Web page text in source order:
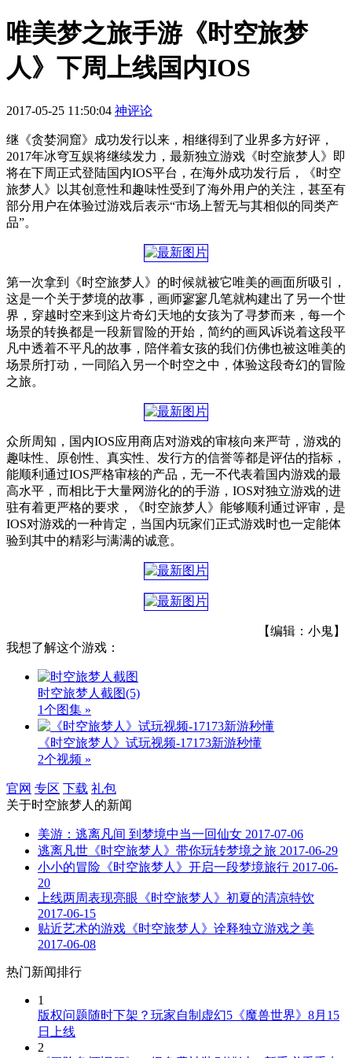
唯美梦之旅手游《时空旅梦
人》下周上线国内IOS
2017-05-25 11:50:04 神评论
继《贪婪洞窟》成功发行以来，相继得到了业界多方好评，
2017年冰穹互娱将继续发力，最新独立游戏《时空旅梦人》即
将在下周正式登陆国内IOS平台，在海外成功发行后，《时空
旅梦人》以其创意性和趣味性受到了海外用户的关注，甚至有
部分用户在体验过游戏后表示“市场上暂无与其相似的同类产
品”。
第一次拿到《时空旅梦人》的时候就被它唯美的画面所吸引，
这是一个关于梦境的故事，画师寥寥几笔就构建出了另一个世
界，穿越时空来到这片奇幻天地的女孩为了寻梦而来，每一个
场景的转换都是一段新冒险的开始，简约的画风诉说着这段平
凡中透着不平凡的故事，陪伴着女孩的我们仿佛也被这唯美的
场景所打动，一同陷入另一个时空之中，体验这段奇幻的冒险
之旅。
众所周知，国内IOS应用商店对游戏的审核向来严苛，游戏的
趣味性、原创性、真实性、发行方的信誉等都是评估的指标，
能顺利通过IOS严格审核的产品，无一不代表着国内游戏的最
高水平，而相比于大量网游化的的手游，IOS对独立游戏的进
驻有着更严格的要求，《时空旅梦人》能够顺利通过评审，是
IOS对游戏的一种肯定，当国内玩家们正式游戏时也一定能体
验到其中的精彩与满满的诚意。
【编辑：小鬼】
我想了解这个游戏：
时空旅梦人截图(5)
1个图集 »
《时空旅梦人》试玩视频-17173新游秒懂
2个视频 »
官网 专区 下载 礼包
关于时空旅梦人 的新闻
美游：逃离凡间 到梦境中当一回仙女 2017-07-06
逃离凡世《时空旅梦人》带你玩转梦境之旅 2017-06-29
小小的冒险《时空旅梦人》开启一段梦境旅行 2017-06-
20
上线两周表现亮眼《时空旅梦人》初夏的清凉特饮
2017-06-15
贴近艺术的游戏《时空旅梦人》诠释独立游戏之美
2017-06-08
热门新闻排行
1
版权问题随时下架？玩家自制虚幻5《魔兽世界》8月15
日上线
2